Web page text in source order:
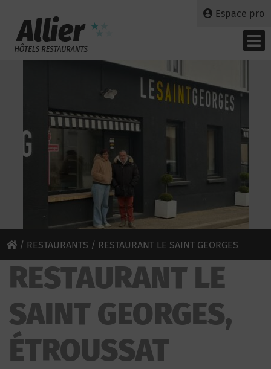
Espace pro
/ RESTAURANTS / RESTAURANT LE SAINT GEORGES
RESTAURANT LE
SAINT GEORGES,
ÉTROUSSAT